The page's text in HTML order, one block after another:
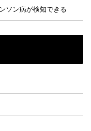
ソン病が検知できる